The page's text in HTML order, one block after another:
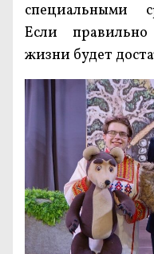
специальными
Если
жизни будет